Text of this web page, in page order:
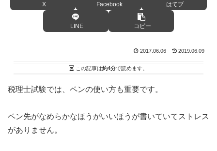
X Facebook はてブ
LINE コピー
2017.06.06 2019.06.09
この記事は約4分で読めます。
税理士試験では、ペンの使い方も重要です。
ペン先がなめらかなほうがいいほうが書いていてストレス
がありません。